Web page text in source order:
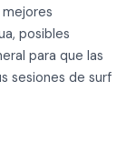
posibles
para que las
sesiones de surf